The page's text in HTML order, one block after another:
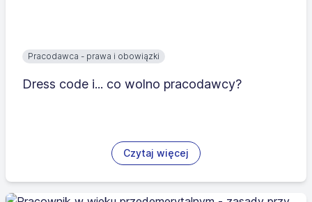
Pracodawca - prawa i obowiązki
Dress code i... co wolno pracodawcy?
Czytaj więcej